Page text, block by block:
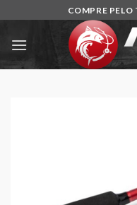
content
COMPRE